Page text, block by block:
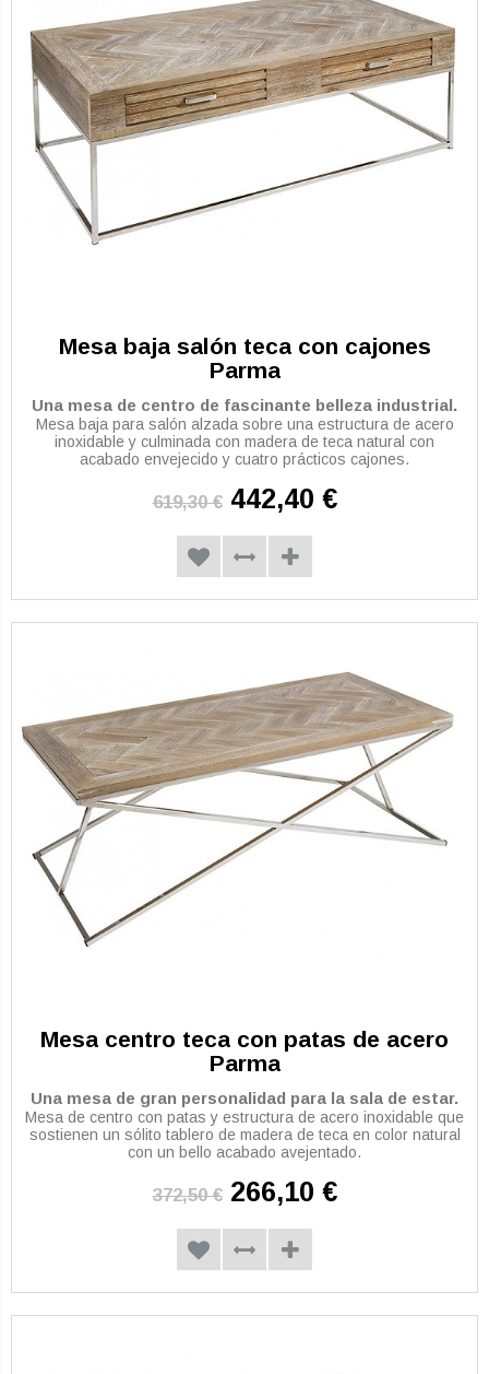
Mesa baja salón teca con cajones
Parma
Una mesa de centro de fascinante belleza industrial.
Mesa baja para salón alzada sobre una estructura de acero
inoxidable y culminada con madera de teca natural con
acabado envejecido y cuatro prácticos cajones.
619,30 € 442,40 €
Mesa centro teca con patas de acero
Parma
Una mesa de gran personalidad para la sala de estar.
Mesa de centro con patas y estructura de acero inoxidable que
sostienen un sólito tablero de madera de teca en color natural
con un bello acabado avejentado.
372,50 € 266,10 €